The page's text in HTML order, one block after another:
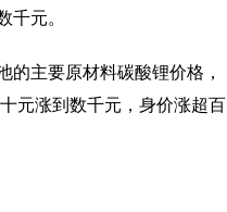
元。
主要原材料碳酸锂价格，
元涨到数千元，身价涨超百